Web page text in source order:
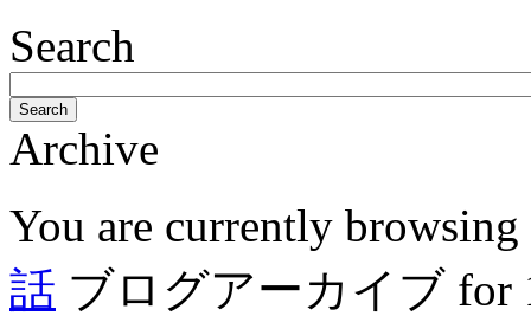
Search
Search
Archive
You are currently
話 ブログアーカイブ for